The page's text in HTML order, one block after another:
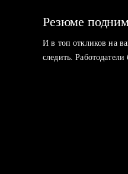
Резюме
И в топ откликов на
следить.